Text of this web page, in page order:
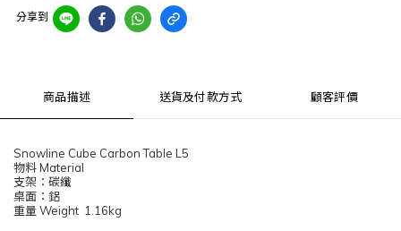
分享到
商品描述 送貨及付款方式 顧客評價
Snowline Cube Carbon Table L5
物料 Material
支架：碳纖
桌面：鋁
重量 Weight 1.16kg